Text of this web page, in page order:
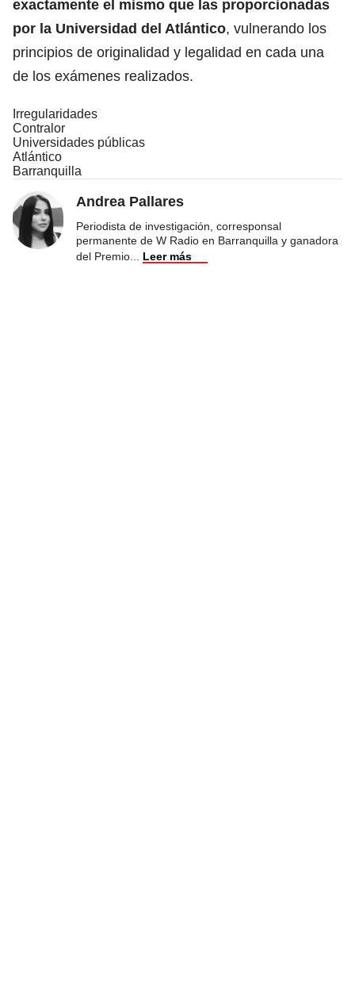
exactamente el mismo que las proporcionadas
por la Universidad del Atlántico, vulnerando los
principios de originalidad y legalidad en cada una
de los exámenes realizados.
Irregularidades
Contralor
Universidades públicas
Atlántico
Barranquilla
Andrea Pallares
Periodista de investigación, corresponsal
permanente de W Radio en Barranquilla y ganadora
del Premio
Leer más